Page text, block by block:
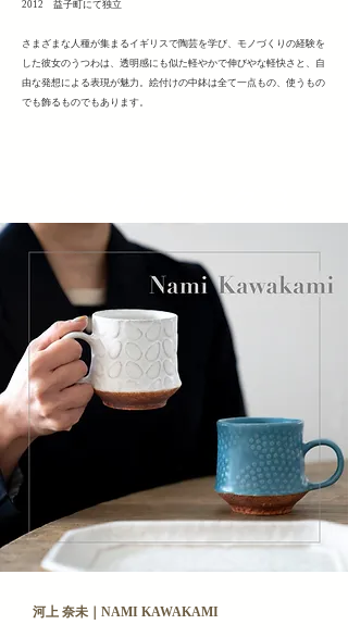
2012 益子町にて独立
さまざまな人種が集まるイギリスで陶芸を学び、モノづくりの経験を
した彼女のうつわは、透明感にも似た軽やかで伸びやな軽快さと、自
由な発想による表現が魅力。絵付けの中鉢は全て一点もの、使うもの
でも飾るものでもあります。
河上 奈未｜NAMI KAWAKAMI